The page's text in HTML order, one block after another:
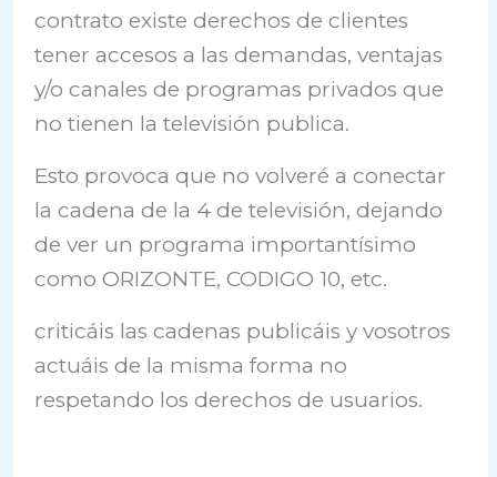
contrato existe derechos de clientes
tener accesos a las demandas, ventajas
y/o canales de programas privados que
no tienen la televisión publica.
Esto provoca que no volveré a conectar
la cadena de la 4 de televisión, dejando
de ver un programa importantísimo
como ORIZONTE, CODIGO 10, etc.
criticáis las cadenas publicáis y vosotros
actuáis de la misma forma no
respetando los derechos de usuarios.